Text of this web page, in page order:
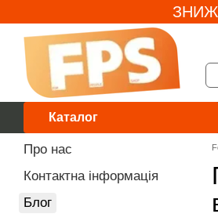
Перейти до основного контенту
Каталог
Про нас
Контактна інформація
Блог